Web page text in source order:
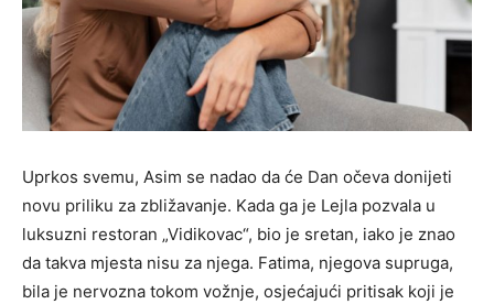
Uprkos svemu, Asim se nadao da će Dan očeva donijeti
novu priliku za zbližavanje. Kada ga je Lejla pozvala u
luksuzni restoran „Vidikovac“, bio je sretan, iako je znao
da takva mjesta nisu za njega. Fatima, njegova supruga,
bila je nervozna tokom vožnje, osjećajući pritisak koji je